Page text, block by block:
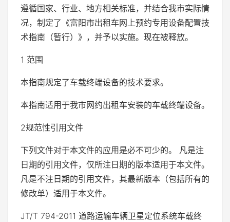
遵循国家、行业、地方相关标准，并结合我市实际情
况，制定了《富阳市出租车网上预约专用设备配置技
术指南（暂行）》，并予以实施。现在被释放。
1 范围
本指南规定了车载终端设备的技术要求。
本指南适用于我市网约出租车安装的车载终端设备。
2规范性引用文件
下列文件对于本文件的应用是必不可少的。 凡是注
日期的引用文件，仅所注日期的版本适用于本文件。
凡是不注日期的引用文件，其最新版本（包括所有的
修改单）适用于本文件。
JT/T 794-2011 道路运输车辆卫星定位系统车载终